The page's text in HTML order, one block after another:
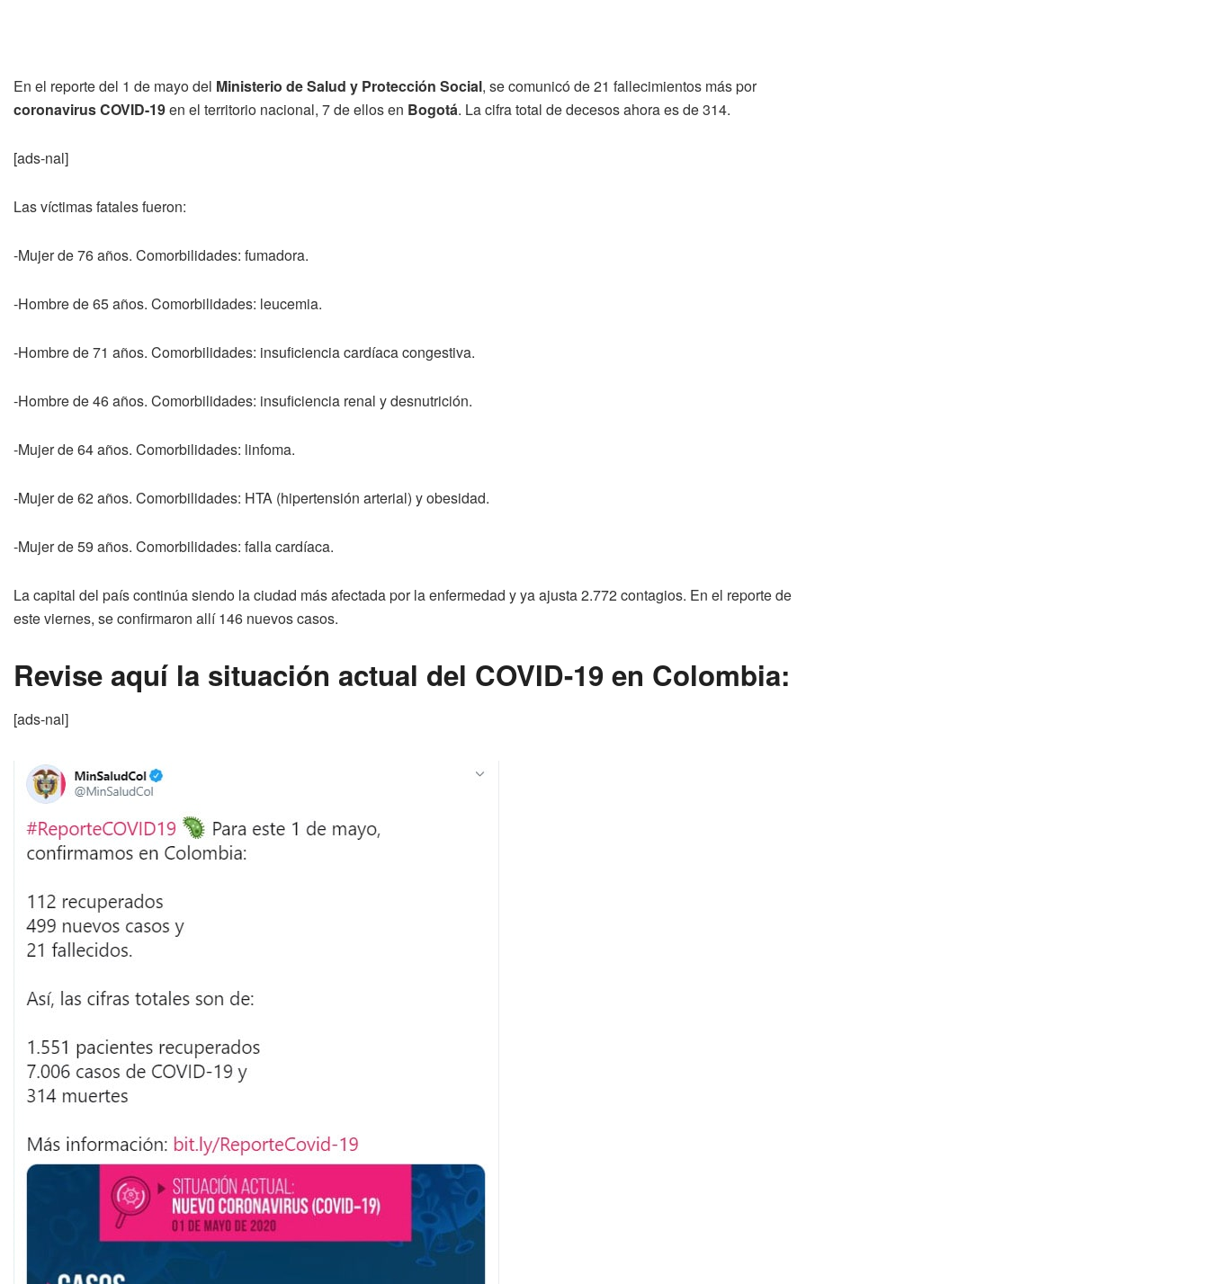
En el reporte del 1 de mayo del Ministerio de Salud y Protección Social, se comunicó de 21 fallecimientos más por
coronavirus COVID-19en el territorio nacional, 7 de ellos en Bogotá. La cifra total de decesos ahora es de 314.
[ads-nal]
Las víctimas fatales fueron:
-Mujer de 76 años. Comorbilidades: fumadora.
-Hombre de 65 años. Comorbilidades: leucemia.
-Hombre de 71 años. Comorbilidades: insuficiencia cardíaca congestiva.
-Hombre de 46 años. Comorbilidades: insuficiencia renal y desnutrición.
-Mujer de 64 años. Comorbilidades: linfoma.
-Mujer de 62 años. Comorbilidades: HTA (hipertensión arterial) y obesidad.
-Mujer de 59 años. Comorbilidades: falla cardíaca.
La capital del país continúa siendo la ciudad más afectada por la enfermedad y ya ajusta 2.772 contagios. En el reporte de
este viernes, se confirmaron allí 146 nuevos casos.
Revise aquí la situación actual del COVID-19 en Colombia:
[ads-nal]